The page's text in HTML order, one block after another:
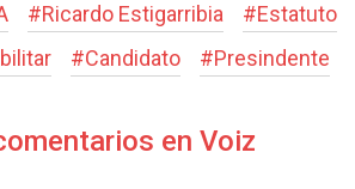
#Ricardo Estigarribia #Estatuto
#Candidato #Presindente
en Voiz